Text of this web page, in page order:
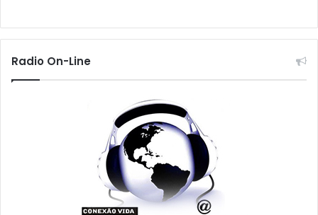
Radio On-Line